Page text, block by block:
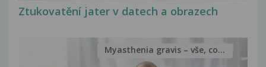
Ztukovatění jater v datech a obrazech
Myasthenia gravis – vše, co...